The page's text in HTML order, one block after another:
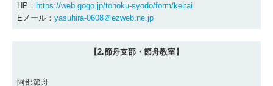
HP： https://web.gogo.jp/tohoku-syodo/form/keitai
Eメール： yasuhira-0608＠ezweb.ne.jp
【2.節舟支部・節舟教室】
阿部節舟